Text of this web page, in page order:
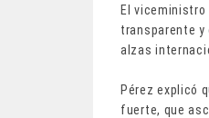
El
transparente
alzas
Pérez explicó
fuerte, que